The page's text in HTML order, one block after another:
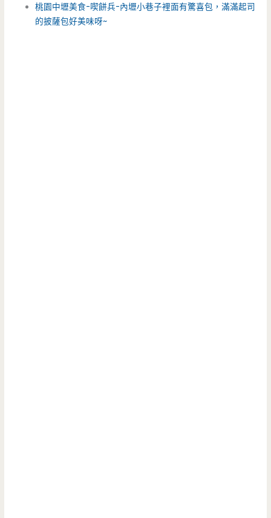
桃園中壢美食-喫餅兵-內壢小巷子裡面有驚喜包，滿滿起司
的披薩包好美味呀~